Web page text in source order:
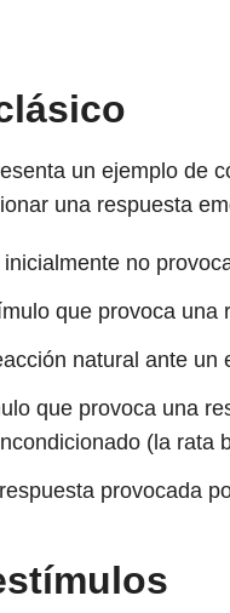
un ejemplo de
una respuesta
no
que provoca una
natural ante un
que provoca una
(la rata
provocada